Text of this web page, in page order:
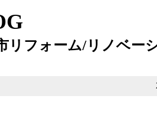
フォーム/リノベー